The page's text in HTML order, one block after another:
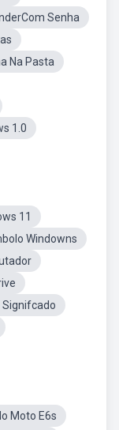
Senha
Na Pasta
1.0
11
Windowns
Signifcado
Moto E6s